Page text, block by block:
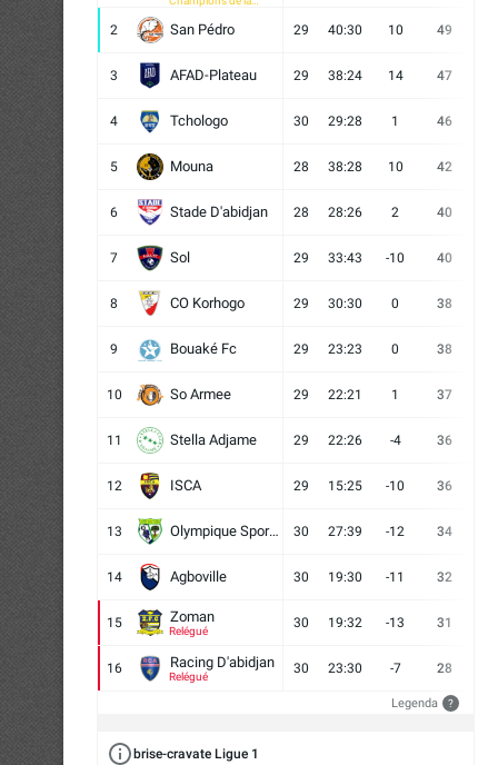
2 San Pédro 29 40:30 10 49
3 AFAD-Plateau 29 38:24 14 47
4 Tchologo 30 29:28 1 46
5 Mouna 28 38:28 10 42
6 Stade D'abidjan 28 28:26 2 40
7 Sol 29 33:43 -10 40
8 CO Korhogo 29 30:30 0 38
9 Bouaké Fc 29 23:23 0 38
10 So Armee 29 22:21 1 37
11 Stella Adjame 29 22:26 -4 36
12 ISCA 29 15:25 -10 36
13 Olympique Sport d'Abobo FC 30 27:39 -12 34
14 Agboville 30 19:30 -11 32
15 Zoman
Relégué
30 19:32 -13 31
16 Racing D'abidjan
Relégué
30 23:30 -7 28
Legenda ?
brise-cravate Ligue 1